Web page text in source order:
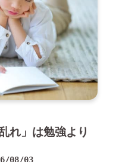
れ」は勉強より
08/03